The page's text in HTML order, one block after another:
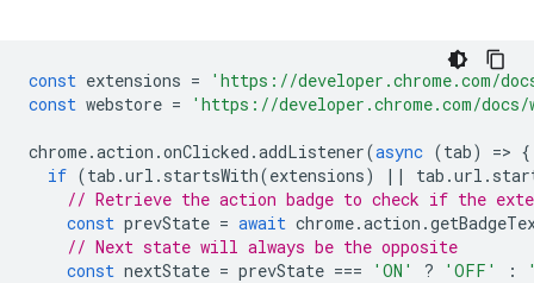
const extensions =
'https://developer.chrome.com/
const webstore = 'https://developer.chrome.com/docs/
chrome.action .onClicked .addListener(async (tab) => {
if (tab .url . startsWith(extensions) || tab .url .
// Retrieve the action badge to check if the
const prevState = await chrome.action .
// Next state will always be the opposite
const nextState = prevState === 'ON' ? 'OFF' :